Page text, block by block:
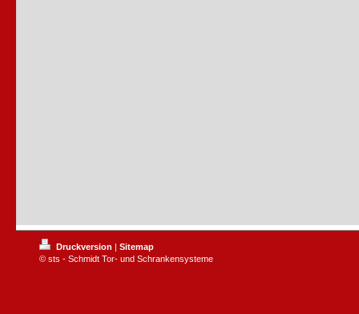
Druckversion | Sitemap
© sts - Schmidt Tor- und Schrankensysteme